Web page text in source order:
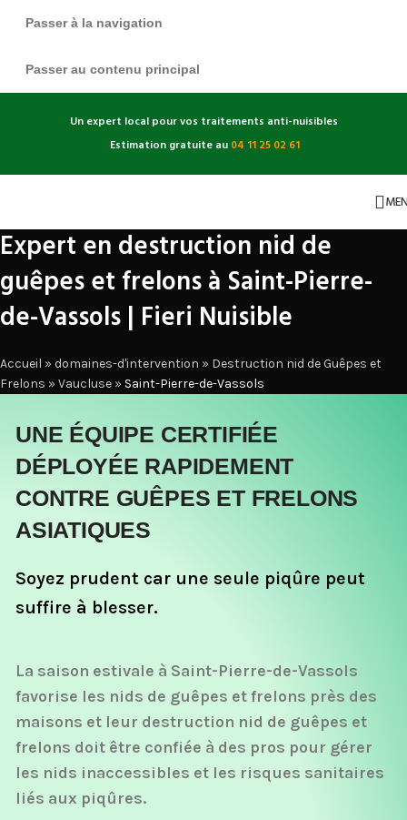
Passer à la navigation
Passer au contenu principal
Un expert local pour vos traitements anti-nuisibles
Estimation gratuite au 04 11 25 02 61
Expert en destruction nid de
guêpes et frelons à Saint-Pierre-
de-Vassols | Fieri Nuisible
Accueil » domaines-d'intervention » Destruction nid de Guêpes et
Frelons » Vaucluse » Saint-Pierre-de-Vassols
UNE ÉQUIPE CERTIFIÉE
DÉPLOYÉE RAPIDEMENT
CONTRE GUÊPES ET FRELONS
ASIATIQUES
Soyez prudent car une seule piqûre peut
suffire à blesser.
La saison estivale à Saint-Pierre-de-Vassols
favorise les nids de guêpes et frelons près des
maisons et leur destruction nid de guêpes et
frelons doit être confiée à des pros pour gérer
les nids inaccessibles et les risques sanitaires
liés aux piqûres.